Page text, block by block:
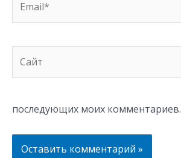
последующих моих комментариев.